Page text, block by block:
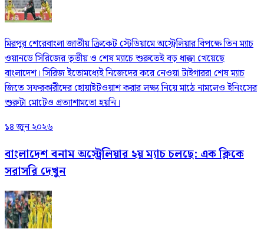
মিরপুর শেরেবাংলা জাতীয় ক্রিকেট স্টেডিয়ামে অস্ট্রেলিয়ার বিপক্ষে তিন ম্যাচ
ওয়ানডে সিরিজের তৃতীয় ও শেষ ম্যাচে শুরুতেই বড় ধাক্কা খেয়েছে
বাংলাদেশ। সিরিজ ইতোমধ্যেই নিজেদের করে নেওয়া টাইগাররা শেষ ম্যাচ
জিতে সফরকারীদের হোয়াইটওয়াশ করার লক্ষ্য নিয়ে মাঠে নামলেও ইনিংসের
শুরুটা মোটেও প্রত্যাশামতো হয়নি।
১৪ জুন ২০২৬
বাংলাদেশ বনাম অস্ট্রেলিয়ার ২য় ম্যাচ চলছে: এক ক্লিকে
সরাসরি দেখুন